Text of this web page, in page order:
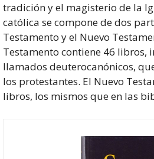
tradición y el magisterio de la
católica se compone de dos
Testamento y el Nuevo
Testamento contiene 46 libros,
llamados deuterocanónicos,
los protestantes. El Nuevo
libros, los mismos que en las